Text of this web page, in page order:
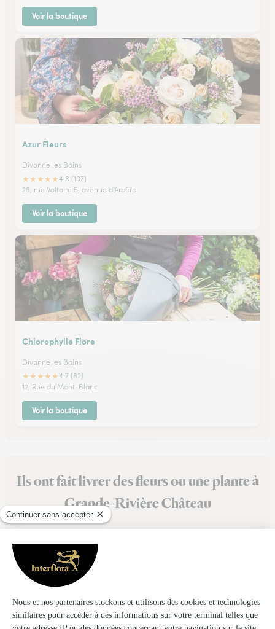
Voir la boutique
Azur Fleurs
Divonne les Bains
★★★★★4.8 (107)
29, rue Voltaire 5, avenue d'Arbère
Voir la boutique
Chlorophylle Flore
Divonne les Bains
★★★★★4.7 (82)
12, Rue du Mont-Blanc
Voir la boutique
Ils ont fait livrer des fleurs ou une plante à
Grande-Rivière Château
★ ★
Très bonne expérience
Très bonne expérience. Le bouquet est respecté. Livraison au
10/04/2026